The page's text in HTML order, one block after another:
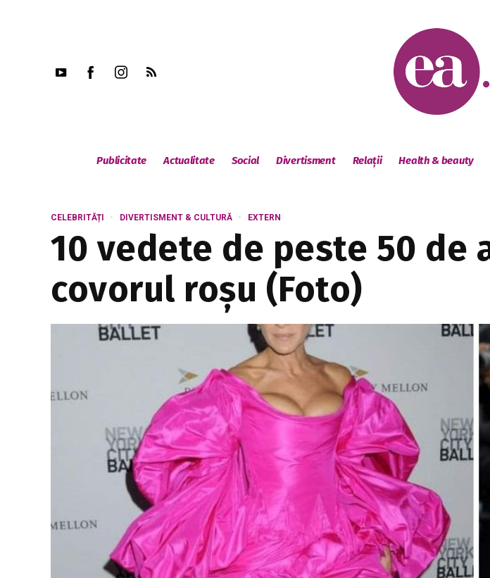
Publicitate Actualitate Social Divertisment Relații Health & beauty
CELEBRITĂȚI DIVERTISMENT & CULTURĂ EXTERN
10 vedete de peste 50 de
covorul roșu (Foto)